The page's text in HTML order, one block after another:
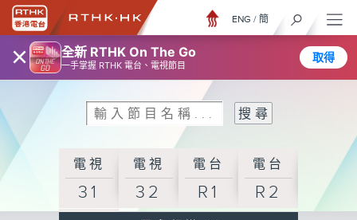
× 全新 RTHK On The Go
一手掌握 RTHK 電台、電視節目
取得
ENG / 簡
電視
31
電視
32
電台
R1
電台
R2